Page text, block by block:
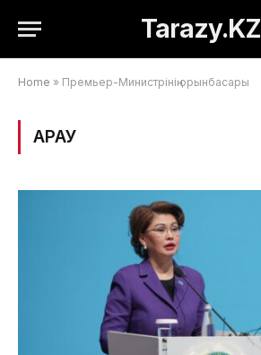
Tarazy.KZ
Home » Премьер-Министрінің орынбасары
ҚАРАУ